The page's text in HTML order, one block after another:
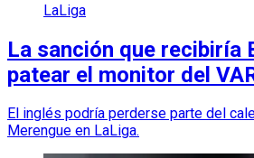
LaLiga
La sanción que recibiría
patear el monitor del
El inglés podría perderse parte del
Merengue en LaLiga.